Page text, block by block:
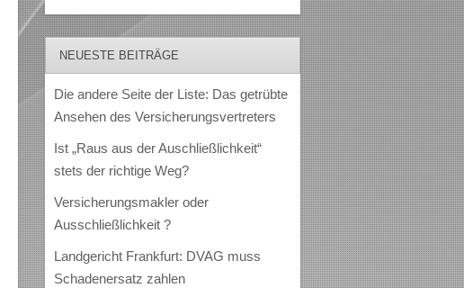
NEUESTE BEITRÄGE
Die andere Seite der Liste: Das getrübte
Ansehen des Versicherungsvertreters
Ist „Raus aus der Auschließlichkeit“
stets der richtige Weg?
Versicherungsmakler oder
Ausschließlichkeit ?
Landgericht Frankfurt: DVAG muss
Schadenersatz zahlen